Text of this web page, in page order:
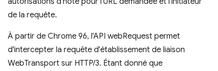
de la requête.
À partir de Chrome 96, l'API webRequest permet
d'intercepter la requête d'établissement de liaison
WebTransport sur HTTP/3. Étant donné que